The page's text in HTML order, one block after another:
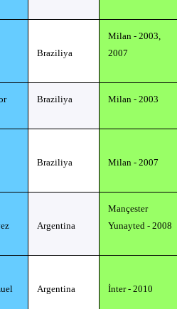
Braziliya
Milan - 2003,
2007
Braziliya Milan - 2003
Braziliya Milan - 2007
Argentina
Mançester
Yunayted - 2008
Argentina İnter - 2010